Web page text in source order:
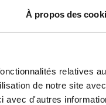
À propos des
relatives
de notre site
avec d'autres